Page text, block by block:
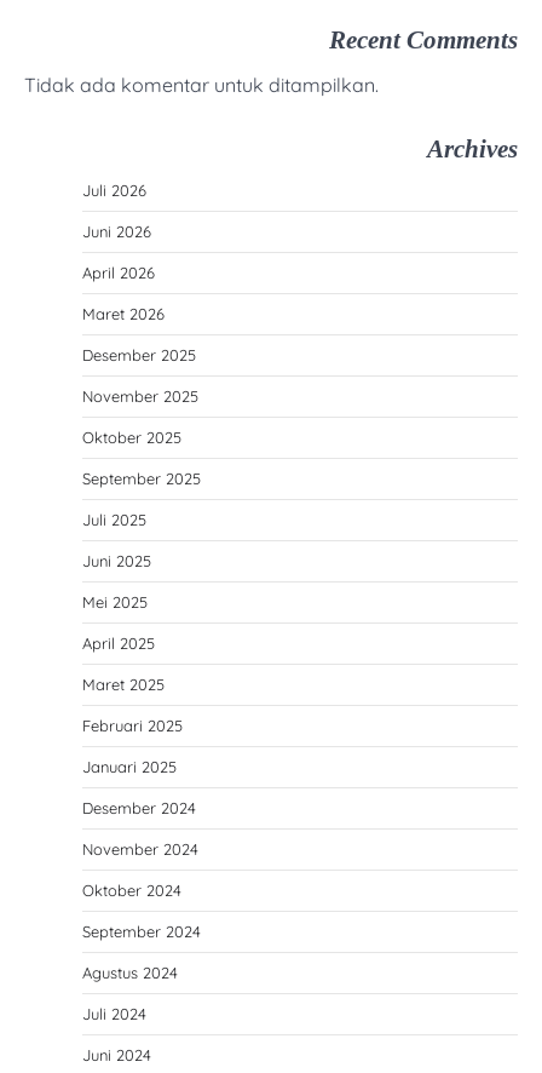
Recent Comments
Tidak ada komentar untuk ditampilkan.
Archives
Juli 2026
Juni 2026
April 2026
Maret 2026
Desember 2025
November 2025
Oktober 2025
September 2025
Juli 2025
Juni 2025
Mei 2025
April 2025
Maret 2025
Februari 2025
Januari 2025
Desember 2024
November 2024
Oktober 2024
September 2024
Agustus 2024
Juli 2024
Juni 2024